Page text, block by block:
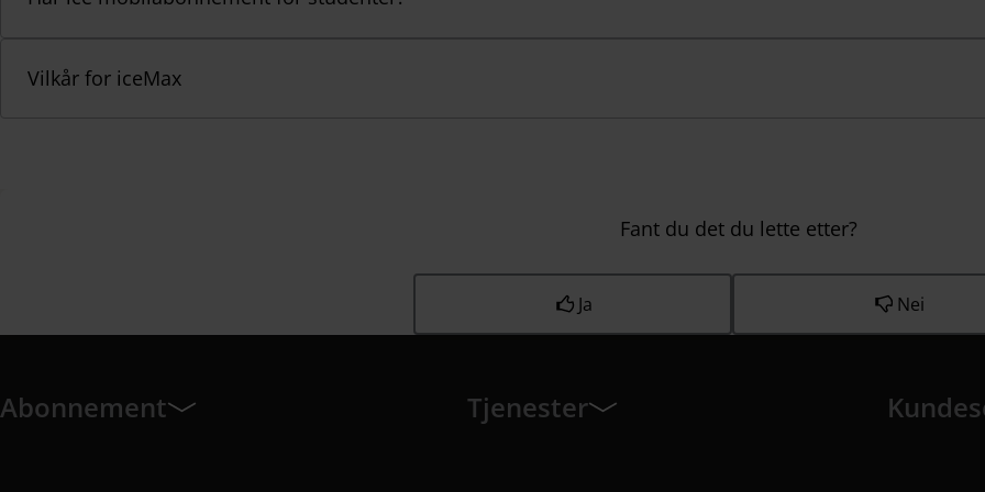
Vilkår for iceMax
Fant du det du lette etter?
Ja Nei
Abonnement Tjenester